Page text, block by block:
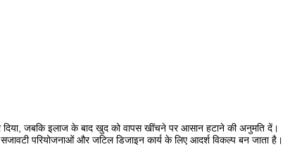
दिया, जबकि इलाज के बाद खुद को वापस खींचने पर आसान हटाने की अनुमति दें।
परियोजनाओं और जटिल डिजाइन कार्य के लिए आदर्श विकल्प बन जाता है।